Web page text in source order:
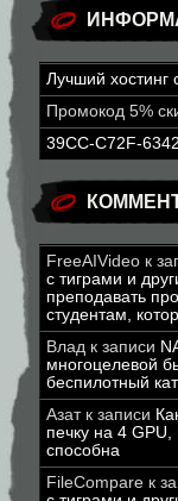
Лучший хостинг
Промокод 5%
39CC-C72F-
FreeAIVideo к
с тиграми и
преподавать
студентам,
Влад к записи
многоцелевой
беспилотный
Азатк записи
печку на 4
способна
FileCompare к